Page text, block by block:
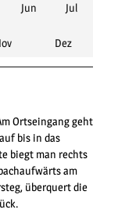
Jun Jul
Dez
Ortseingang geht
bis in das
biegt man rechts
am
überquert die